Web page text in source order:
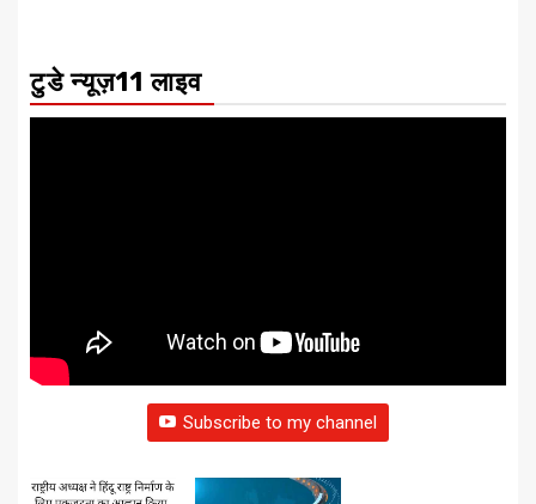
टुडे न्यूज़11 लाइव
Subscribe to my channel